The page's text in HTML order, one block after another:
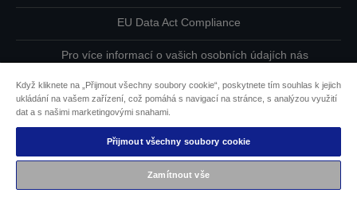
EU Data Act Compliance
Pro více informací o vašich osobních údajích nás
Informace o souborech cookie
Závazek usnadnění přístupu společnosti Epson
Copyright © 2026 Seiko Epson
Když kliknete na „Přijmout všechny soubory cookie“, poskytnete tím souhlas k jejich
ukládání na vašem zařízení, což pomáhá s navigací na stránce, s analýzou využití
dat a s našimi marketingovými snahami.
Přijmout všechny soubory cookie
Zamítnout vše